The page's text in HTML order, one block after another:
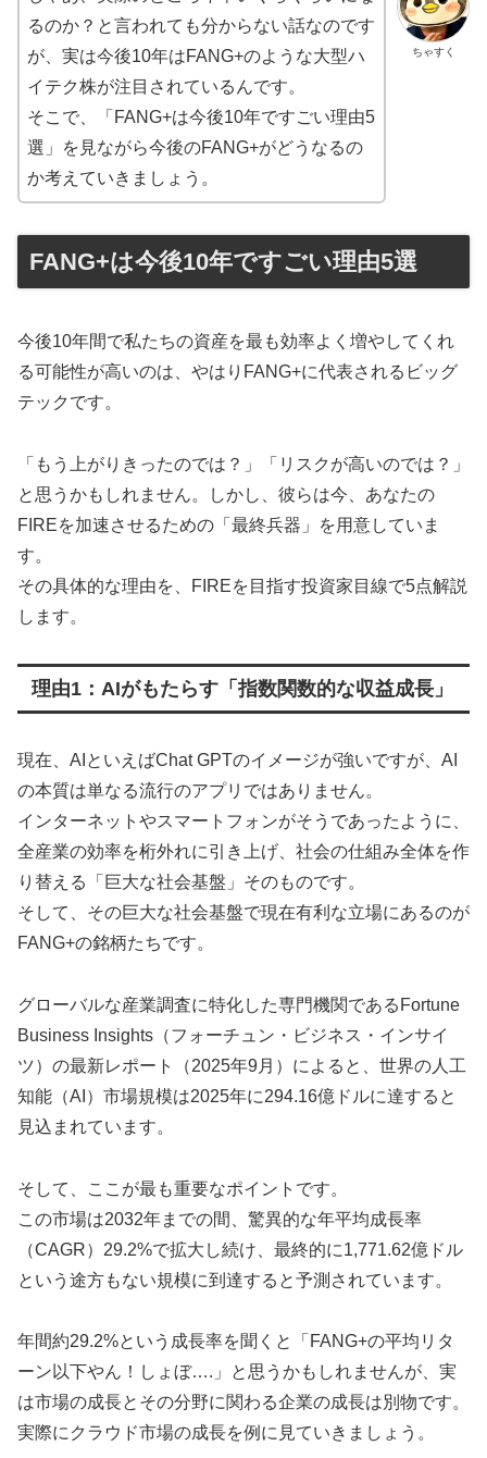
ちゃすく
るのか？と言われても分からない話なのです
が、実は今後10年はFANG+のような大型ハ
イテク株が注目されているんです。
そこで、「FANG+は今後10年ですごい理由5
選」を見ながら今後のFANG+がどうなるの
か考えていきましょう。
FANG+は今後10年ですごい理由5選
今後10年間で私たちの資産を最も効率よく増やしてくれ
る可能性が高いのは、やはりFANG+に代表されるビッグ
テックです。
「もう上がりきったのでは？」「リスクが高いのでは？」
と思うかもしれません。しかし、彼らは今、あなたの
FIREを加速させるための「最終兵器」を用意していま
す。
その具体的な理由を、FIREを目指す投資家目線で5点解説
します。
理由1：AIがもたらす「指数関数的な収益成長」
現在、AIといえばChat GPTのイメージが強いですが、AI
の本質は単なる流行のアプリではありません。
インターネットやスマートフォンがそうであったように、
全産業の効率を桁外れに引き上げ、社会の仕組み全体を作
り替える「巨大な社会基盤」そのものです。
そして、その巨大な社会基盤で現在有利な立場にあるのが
FANG+の銘柄たちです。
グローバルな産業調査に特化した専門機関であるFortune
Business Insights（フォーチュン・ビジネス・インサイ
ツ）の最新レポート（2025年9月）によると、世界の人工
知能（AI）市場規模は2025年に294.16億ドルに達すると
見込まれています。
そして、ここが最も重要なポイントです。
この市場は2032年までの間、驚異的な年平均成長率
（CAGR）29.2%で拡大し続け、最終的に1,771.62億ドル
という途方もない規模に到達すると予測されています。
年間約29.2%という成長率を聞くと「FANG+の平均リタ
ーン以下やん！しょぼ….」と思うかもしれませんが、実
は市場の成長とその分野に関わる企業の成長は別物です。
実際にクラウド市場の成長を例に見ていきましょう。